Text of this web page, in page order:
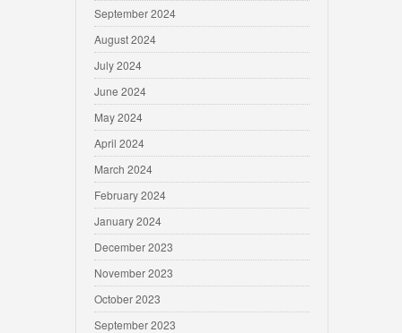
September 2024
August 2024
July 2024
June 2024
May 2024
April 2024
March 2024
February 2024
January 2024
December 2023
November 2023
October 2023
September 2023